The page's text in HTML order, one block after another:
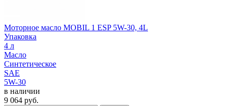
Моторное масло MOBIL 1 ESP 5W-30, 4L
Упаковка
4 л
Масло
Синтетическое
SAE
5W-30
в наличии
9 064 руб.